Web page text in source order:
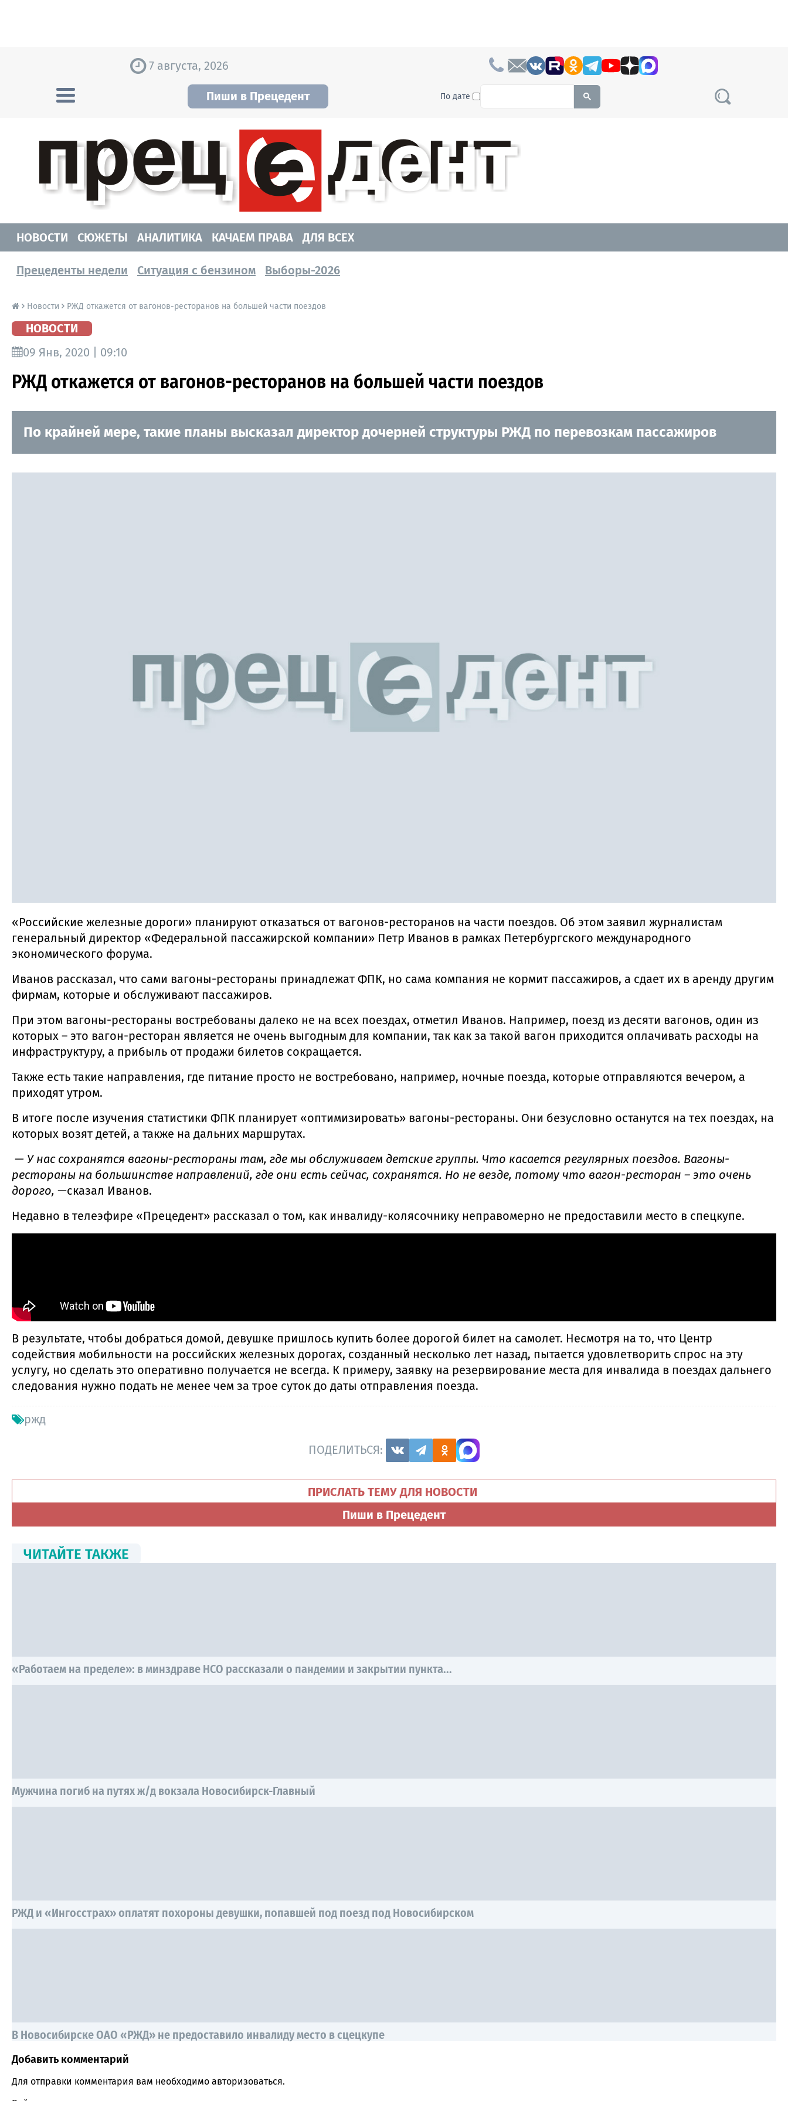
7 августа, 2026
Пиши в Прецедент По дате To search this site, enter a search term
НОВОСТИ
СЮЖЕТЫ АНАЛИТИКА КАЧАЕМ ПРАВА ДЛЯ ВСЕХ
Прецеденты недели Ситуация с бензином Выборы-2026
Новости РЖД откажется от вагонов-ресторанов на большей части поездов
НОВОСТИ
09 Янв, 2020 | 09:10
РЖД откажется от вагонов-ресторанов на большей части поездов
По крайней мере, такие планы высказал директор дочерней структуры РЖД по перевозкам пассажиров
«Российские железные дороги» планируют отказаться от вагонов-ресторанов на части поездов. Об этом заявил журналистам
генеральный директор «Федеральной пассажирской компании» Петр Иванов в рамках Петербургского международного
экономического форума.
Иванов рассказал, что сами вагоны-рестораны принадлежат ФПК, но сама компания не кормит пассажиров, а сдает их в аренду другим
фирмам, которые и обслуживают пассажиров.
При этом вагоны-рестораны востребованы далеко не на всех поездах, отметил Иванов. Например, поезд из десяти вагонов, один из
которых – это вагон-ресторан является не очень выгодным для компании, так как за такой вагон приходится оплачивать расходы на
инфраструктуру, а прибыль от продажи билетов сокращается.
Также есть такие направления, где питание просто не востребовано, например, ночные поезда, которые отправляются вечером, а
приходят утром.
В итоге после изучения статистики ФПК планирует «оптимизировать» вагоны-рестораны. Они безусловно останутся на тех поездах, на
которых возят детей, а также на дальних маршрутах.
— У нас сохранятся вагоны-рестораны там, где мы обслуживаем детские группы. Что касается регулярных поездов. Вагоны-
рестораны на большинстве направлений, где они есть сейчас, сохранятся. Но не везде, потому что вагон-ресторан – это очень
дорого, —сказал Иванов.
Недавно в телеэфире «Прецедент» рассказал о том, как инвалиду-колясочнику неправомерно не предоставили место в спецкупе.
В результате, чтобы добраться домой, девушке пришлось купить более дорогой билет на самолет. Несмотря на то, что Центр
содействия мобильности на российских железных дорогах, созданный несколько лет назад, пытается удовлетворить спрос на эту
услугу, но сделать это оперативно получается не всегда. К примеру, заявку на резервирование места для инвалида в поездах дальнего
следования нужно подать не менее чем за трое суток до даты отправления поезда.
ржд
ПОДЕЛИТЬСЯ:
ПРИСЛАТЬ ТЕМУ ДЛЯ НОВОСТИ
Пиши в Прецедент
ЧИТАЙТЕ ТАКЖЕ
«Работаем на пределе»: в минздраве НСО рассказали о пандемии и закрытии пункта...
Мужчина погиб на путях ж/д вокзала Новосибирск-Главный
РЖД и «Ингосстрах» оплатят похороны девушки, попавшей под поезд под Новосибирском
В Новосибирске ОАО «РЖД» не предоставило инвалиду место в сцецкупе
Comment section
Добавить комментарий
Для отправки комментария вам необходимо авторизоваться.